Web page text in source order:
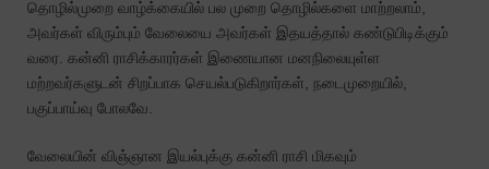
தொழில்முறை வாழ்க்கையில் பல முறை தொழில்களை மாற்றலாம்,
அவர்கள் விரும்பும் வேலையை அவர்கள் இதயத்தால் கண்டுபிடிக்கும்
வரை. கன்னி ராசிக்காரர்கள் இணையான மனநிலையுள்ள
மற்றவர்களுடன் சிறப்பாக செயல்படுகிறார்கள், நடைமுறையில்,
பகுப்பாய்வு போலவே.
வேலையின் விஞ்ஞான இயல்புக்கு கன்னி ராசி மிகவும்